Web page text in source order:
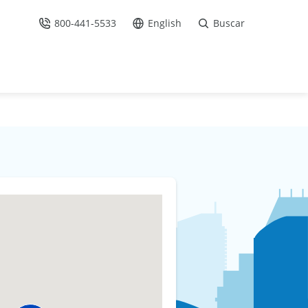
Llámenos
800-441-5533 Ir al sitio en Español /
English Buscar